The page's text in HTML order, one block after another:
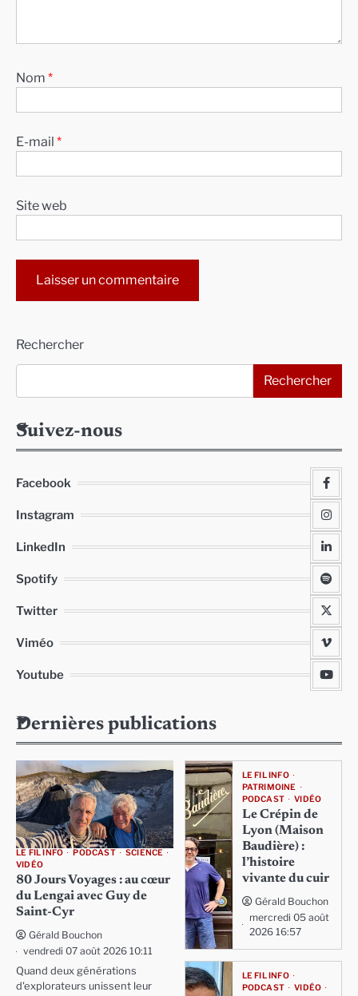
Nom *
E-mail *
Site web
Rechercher
Rechercher
Suivez-nous
Facebook
Instagram
LinkedIn
Spotify
Twitter
Viméo
Youtube
Dernières publications
LE FIL INFO PODCAST
SCIENCE
VIDÉO
80 Jours Voyages : au cœur
du Lengai avec Guy de
Saint-Cyr
Gérald Bouchon
vendredi 07 août 2026 10:11
Quand deux générations
d'explorateurs unissent leur
LE FIL INFO
PATRIMOINE
PODCAST
VIDÉO
Le Crépin de
Lyon (Maison
Baudière) :
l’histoire
vivante du cuir
Gérald Bouchon
mercredi 05 août
2026 16:57
LE FIL INFO
PODCAST
VIDÉO